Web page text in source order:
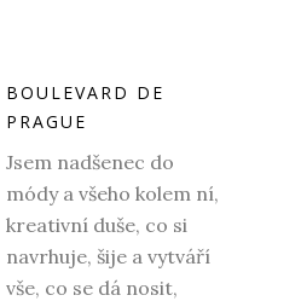
BOULEVARD DE
PRAGUE
Jsem nadšenec do
módy a všeho kolem ní,
kreativní duše, co si
navrhuje, šije a vytváří
vše, co se dá nosit,